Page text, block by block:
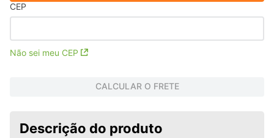
CEP
Não sei meu CEP
CALCULAR O FRETE
Descrição do produto